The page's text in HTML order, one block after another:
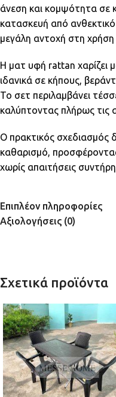
άνεση και κομψότητα σε
κατασκευή από
μεγάλη αντοχή στη χρήση
Η ματ υφή rattan χαρίζει
ιδανικά σε κήπους,
Το σετ περιλαμβάνει
καλύπτοντας πλήρως τις
Ο πρακτικός σχεδιασμός
καθαρισμό,
χωρίς απαιτήσεις
Επιπλέον πληροφορίες
Αξιολογήσεις (0)
Σχετικά προϊόντα